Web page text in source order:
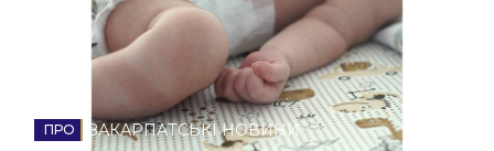
Політика
Соціум
Спорт
ЗАКАРПАТСЬКІ НОВИНИ